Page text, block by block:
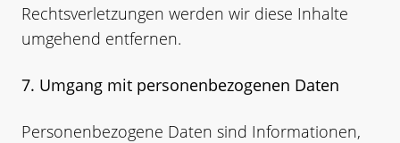
Rechtsverletzungen werden wir diese Inhalte
umgehend entfernen.
7. Umgang mit personenbezogenen Daten
Personenbezogene Daten sind Informationen,